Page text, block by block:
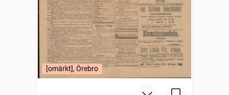
[omärkt], Örebro